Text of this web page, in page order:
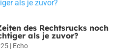
des Rechtsrucks noch
als je zuvor?
| Echo